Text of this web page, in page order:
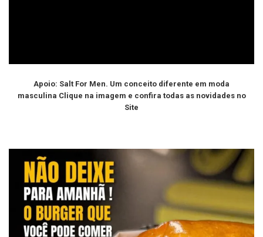
Apoio: Salt For Men. Um conceito diferente em moda
masculina Clique na imagem e confira todas as novidades no
Site